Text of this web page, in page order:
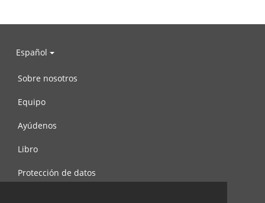
Español
Sobre nosotros
Equipo
Ayúdenos
Libro
Protección de datos